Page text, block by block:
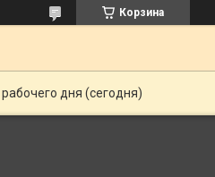
Корзина
дня (сегодня)